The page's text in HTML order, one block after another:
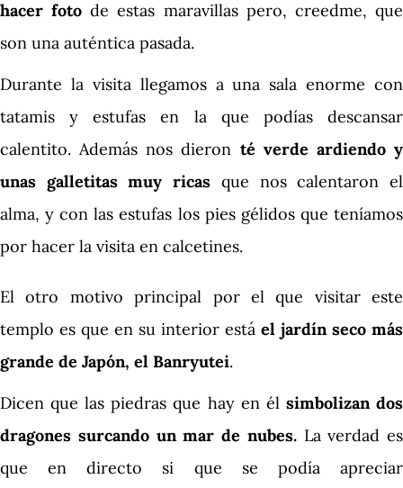
hacer foto de estas maravillas pero, creedme, que
son una auténtica pasada.
Durante la visita llegamos a una sala enorme con
tatamis y estufas en la que podías descansar
calentito. Además nos dieron té verde ardiendo y
unas galletitas muy ricas que nos calentaron el
alma, y con las estufas los pies gélidos que teníamos
por hacer la visita en calcetines.
El otro motivo principal por el que visitar este
templo es que en su interior está el jardín seco más
grande de Japón, el Banryutei.
Dicen que las piedras que hay en él simbolizan dos
dragones surcando un mar de nubes. La verdad es
que en directo si que se podía apreciar